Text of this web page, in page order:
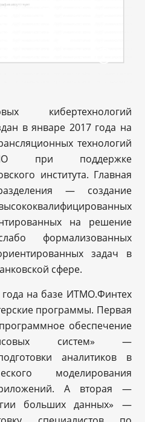
кибертехнологий
в январе 2017 года на
технологий
при поддержке
института. Главная
— создание
на решение
формализованных
задач в
сфере.
на базе ИТМО.Финтех
программы. Первая
обеспечение
систем» —
аналитиков в
моделирования
А вторая —
больших данных» —